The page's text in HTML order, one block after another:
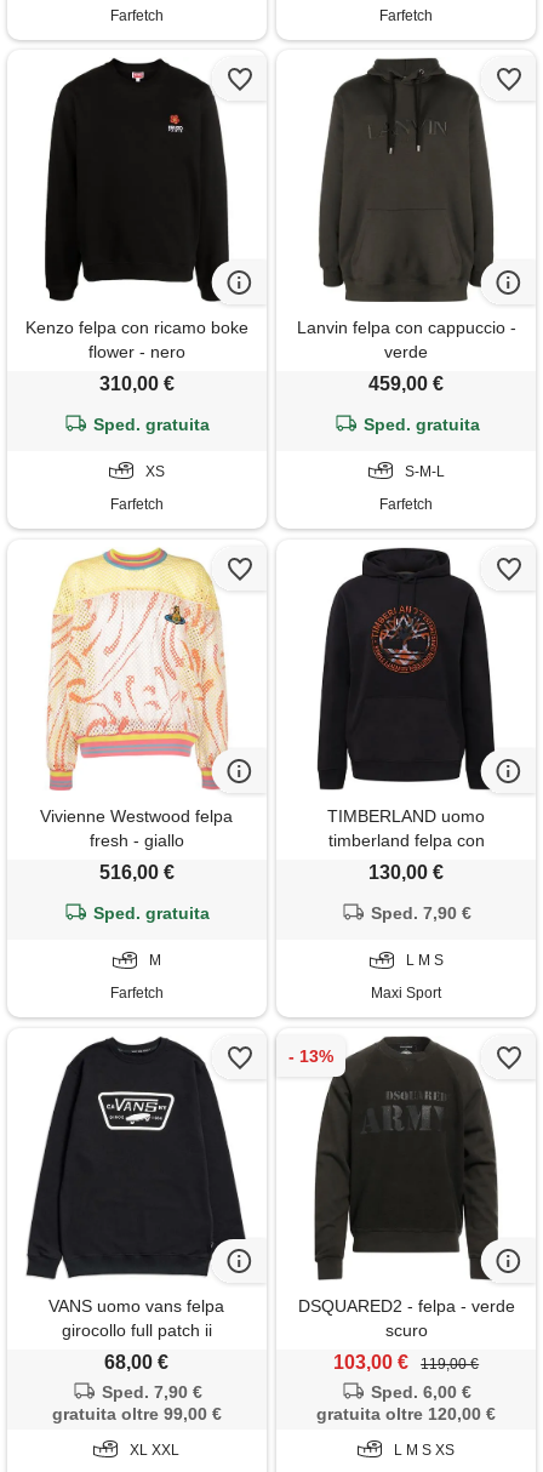
Farfetch Farfetch
Kenzo felpa con ricamo boke
flower - nero
310,00 €
Sped. gratuita
XS
Farfetch
Lanvin felpa con cappuccio -
verde
459,00 €
Sped. gratuita
S-M-L
Farfetch
Vivienne Westwood felpa
fresh - giallo
516,00 €
Sped. gratuita
M
Farfetch
TIMBERLAND uomo
timberland felpa con
cappuccio little gold river
130,00 €
Sped. 7,90 €
L M S
Maxi Sport
VANS uomo vans felpa
girocollo full patch ii
68,00 €
Sped. 7,90 €
gratuita oltre 99,00 €
XL XXL
DSQUARED2 - felpa - verde
scuro
103,00 € 119,00 €
Sped. 6,00 €
gratuita oltre 120,00 €
L M S XS